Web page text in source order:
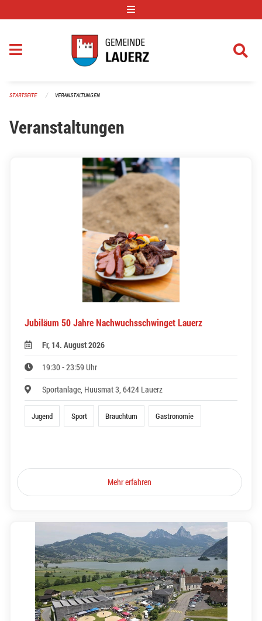
STARTSEITE VERANSTALTUNGEN
Veranstaltungen
Jubiläum 50 Jahre Nachwuchsschwinget Lauerz
Fr, 14. August 2026
19:30 - 23:59 Uhr
Sportanlage, Huusmat 3, 6424 Lauerz
Jugend Sport Brauchtum Gastronomie
Mehr erfahren